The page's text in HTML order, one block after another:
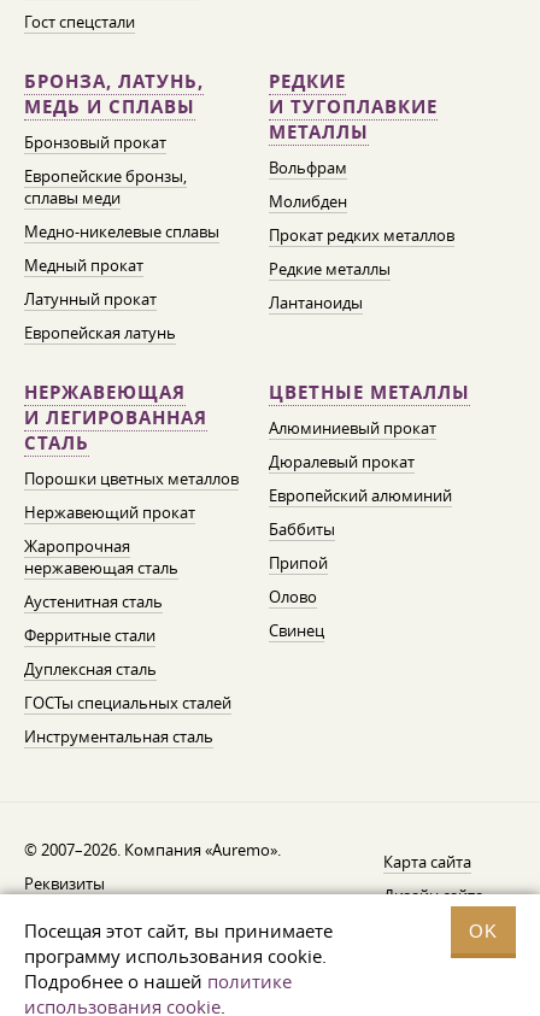
Посещая этот сайт, вы принимаете
программу использования cookie.
Подробнее о нашей политике
использования cookie.
OK
Гост спецстали
БРОНЗА, ЛАТУНЬ,
МЕДЬ И СПЛАВЫ
Бронзовый прокат
Европейские бронзы,
сплавы меди
Медно-никелевые сплавы
Медный прокат
Латунный прокат
Европейская латунь
РЕДКИЕ
И ТУГОПЛАВКИЕ
МЕТАЛЛЫ
Вольфрам
Молибден
Прокат редких металлов
Редкие металлы
Лантаноиды
НЕРЖАВЕЮЩАЯ
И ЛЕГИРОВАННАЯ
СТАЛЬ
Порошки цветных металлов
Нержавеющий прокат
Жаропрочная
нержавеющая сталь
Аустенитная сталь
Ферритные стали
Дуплексная сталь
ГОСТы специальных сталей
Инструментальная сталь
ЦВЕТНЫЕ МЕТАЛЛЫ
Алюминиевый прокат
Дюралевый прокат
Европейский алюминий
Баббиты
Припой
Олово
Свинец
© 2007–2026. Компания «Auremo».
Реквизиты
Уведомление об отзыве
Защита данных
Карта сайта
Дизайн сайта —